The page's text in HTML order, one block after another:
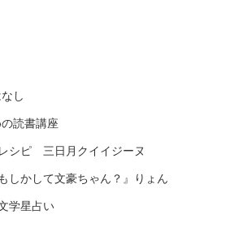
し
読書講座
シピ 三日月クイイジーヌ
しかして文豪ちゃん？』りょん
学星占い